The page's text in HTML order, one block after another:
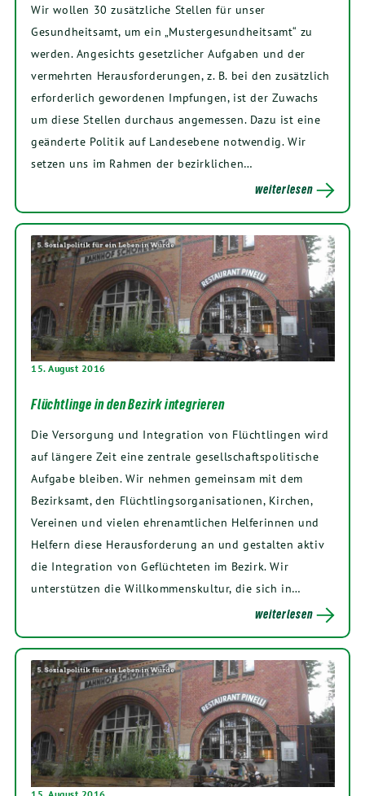
Wir wollen 30 zusätzliche Stellen für unser
Gesundheitsamt, um ein „Mustergesundheitsamt“ zu
werden. Angesichts gesetzlicher Aufgaben und der
vermehrten Herausforderungen, z. B. bei den zusätzlich
erforderlich gewordenen Impfungen, ist der Zuwachs
um diese Stellen durchaus angemessen. Dazu ist eine
geänderte Politik auf Landesebene notwendig. Wir
setzen uns im Rahmen der bezirklichen…
weiterlesen
15. August 2016
Flüchtlinge in den Bezirk integrieren
Die Versorgung und Integration von Flüchtlingen wird
auf längere Zeit eine zentrale gesellschaftspolitische
Aufgabe bleiben. Wir nehmen gemeinsam mit dem
Bezirksamt, den Flüchtlingsorganisationen, Kirchen,
Vereinen und vielen ehrenamtlichen Helferinnen und
Helfern diese Herausforderung an und gestalten aktiv
die Integration von Geflüchteten im Bezirk. Wir
unterstützen die Willkommenskultur, die sich in…
weiterlesen